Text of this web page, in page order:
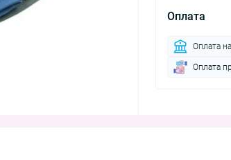
Оплата
Оплата
Оплата